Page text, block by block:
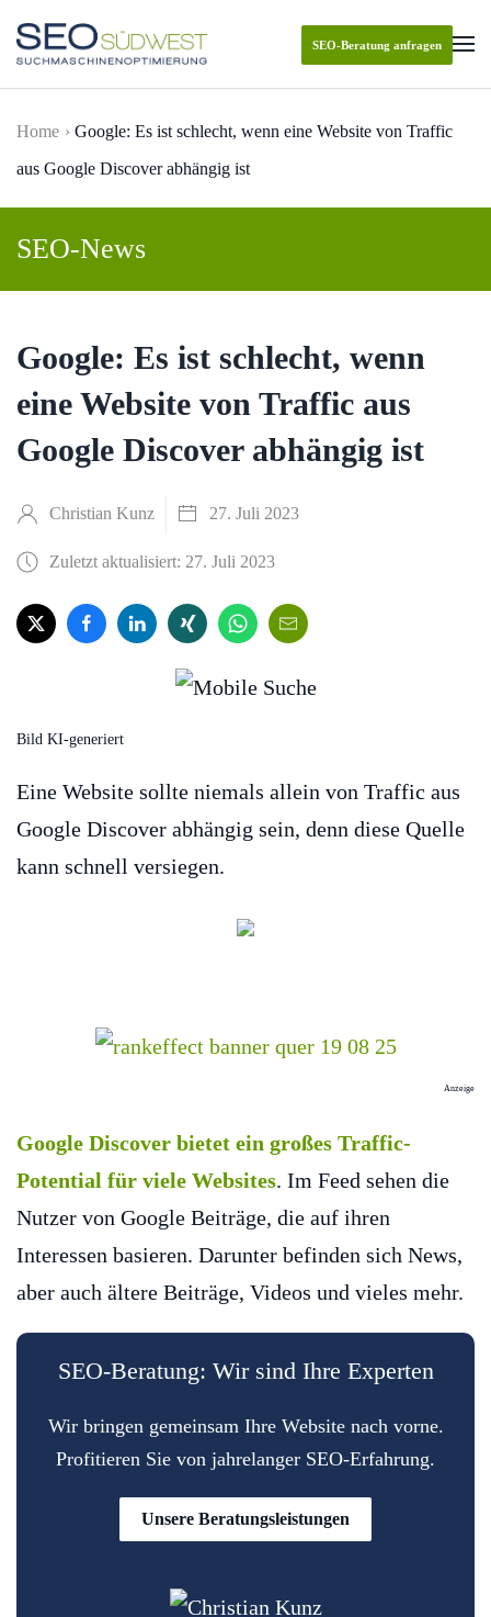
Skip to main content
SEO-Beratung anfragen
Home
Google: Es ist schlecht, wenn eine Website von Traffic
aus Google Discover abhängig ist
SEO-News
Google: Es ist schlecht, wenn
eine Website von Traffic aus
Google Discover abhängig ist
Christian Kunz 27. Juli 2023
Zuletzt aktualisiert: 27. Juli 2023
Bild KI-generiert
Eine Website sollte niemals allein von Traffic aus
Google Discover abhängig sein, denn diese Quelle
kann schnell versiegen.
Anzeige
Google Discover bietet ein großes Traffic-
Potential für viele Websites. Im Feed sehen die
Nutzer von Google Beiträge, die auf ihren
Interessen basieren. Darunter befinden sich News,
aber auch ältere Beiträge, Videos und vieles mehr.
SEO-Beratung: Wir sind Ihre Experten
Wir bringen gemeinsam Ihre Website nach vorne.
Profitieren Sie von jahrelanger SEO-Erfahrung.
Unsere Beratungsleistungen